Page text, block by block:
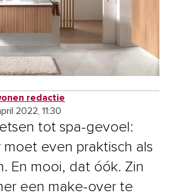
redactie
2022, 11:30
tot spa-gevoel:
even praktisch als
En mooi, dat óók. Zin
een make-over te